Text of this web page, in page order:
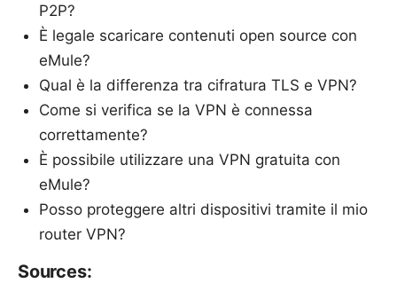
P2P?
È legale scaricare contenuti open source con
eMule?
Qual è la differenza tra cifratura TLS e VPN?
Come si verifica se la VPN è connessa
correttamente?
È possibile utilizzare una VPN gratuita con
eMule?
Posso proteggere altri dispositivi tramite il mio
router VPN?
Sources: